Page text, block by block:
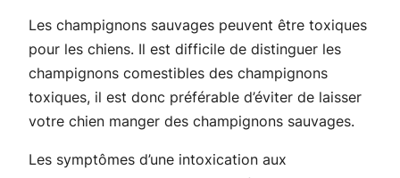
Les champignons sauvages peuvent être toxiques
pour les chiens. Il est difficile de distinguer les
champignons comestibles des champignons
toxiques, il est donc préférable d’éviter de laisser
votre chien manger des champignons sauvages.
Les symptômes d’une intoxication aux